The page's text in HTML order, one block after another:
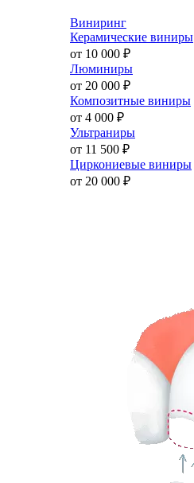
Виниринг
Керамические виниры
от 10 000 ₽
Люминиры
от 20 000 ₽
Композитные виниры
от 4 000 ₽
Ультраниры
от 11 500 ₽
Циркониевые виниры
от 20 000 ₽